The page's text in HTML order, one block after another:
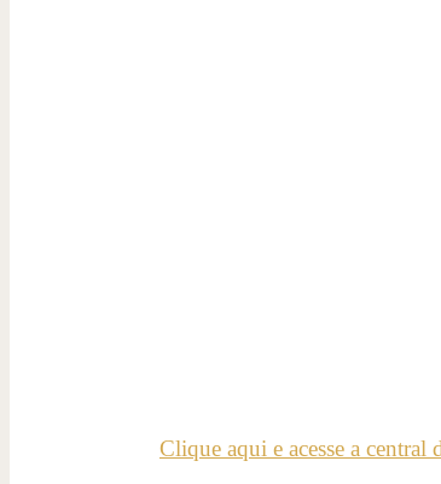
Clique aqui e acesse a central